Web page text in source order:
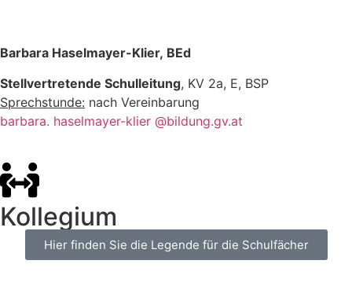
Barbara Haselmayer-Klier, BEd
Stellvertretende Schulleitung, KV 2a, E, BSP
Sprechstunde: nach Vereinbarung
barbara. haselmayer-klier @bildung.gv.at
Kollegium
Hier finden Sie die Legende für die Schulfächer